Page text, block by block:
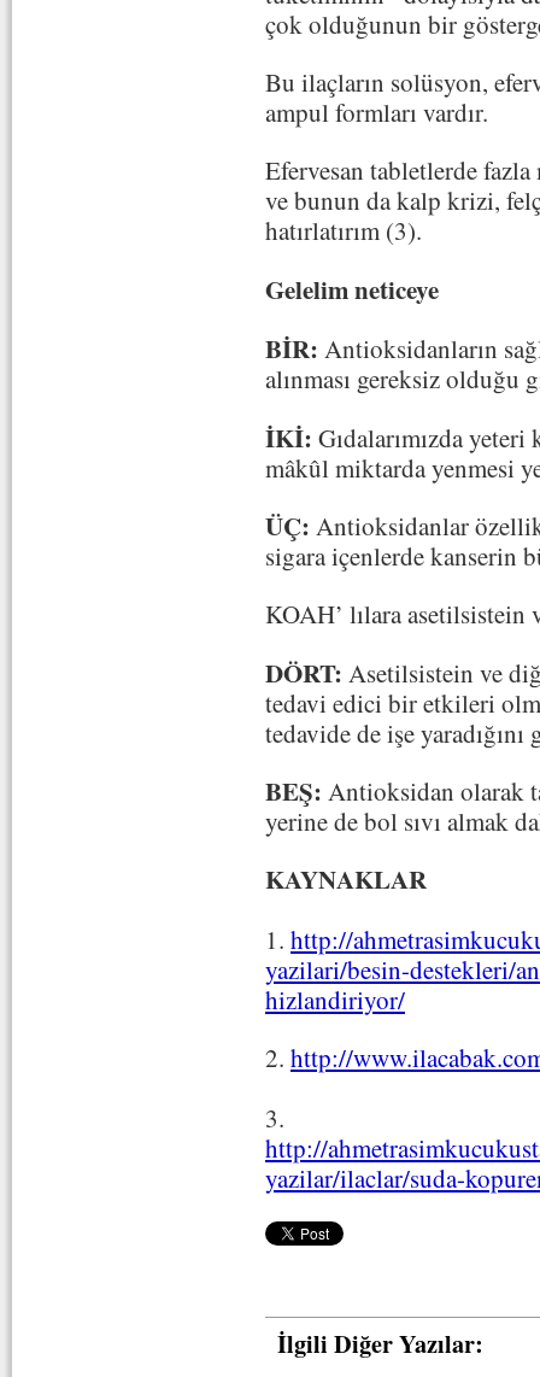
çok olduğunun bir
Bu ilaçların solüsyon,
ampul formları vardır.
Efervesan tabletlerde
ve bunun da kalp krizi,
hatırlatırım (3).
Gelelim neticeye
BİR: Antioksidanların
alınması gereksiz olduğu
İKİ: Gıdalarımızda
mâkûl miktarda yenmesi
ÜÇ: Antioksidanlar
sigara içenlerde kanserin
KOAH’ lılara asetilsistein
DÖRT: Asetilsistein ve
tedavi edici bir etkileri
tedavide de işe
BEŞ: Antioksidan olarak
yerine de bol sıvı almak
KAYNAKLAR
1. http://
yazilari/besin-destekleri/
hizlandiriyor/
2. http://
3.
http://
yazilar/ilaclar/suda-
İlgili Diğer Yazılar: